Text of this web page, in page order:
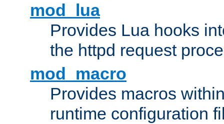
mod_lua
Provides Lua hooks
the httpd request
mod_macro
Provides macros
runtime configuration